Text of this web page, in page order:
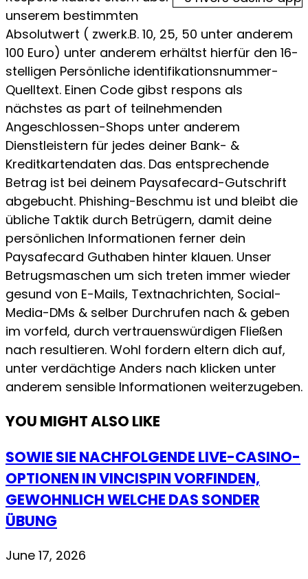
unserem bestimmten
Absolutwert ( zwerk.B. 10, 25, 50 unter anderem
100 Euro) unter anderem erhältst hierfür den 16-
stelligen Persönliche identifikationsnummer-
Quelltext. Einen Code gibst respons als
nächstes as part of teilnehmenden
Angeschlossen-Shops unter anderem
Dienstleistern für jedes deiner Bank- &
Kreditkartendaten das. Das entsprechende
Betrag ist bei deinem Paysafecard-Gutschrift
abgebucht. Phishing-Beschmu ist und bleibt die
übliche Taktik durch Betrügern, damit deine
persönlichen Informationen ferner dein
Paysafecard Guthaben hinter klauen. Unser
Betrugsmaschen um sich treten immer wieder
gesund von E-Mails, Textnachrichten, Social-
Media-DMs & selber Durchrufen nach & geben
im vorfeld, durch vertrauenswürdigen Fließen
nach resultieren. Wohl fordern eltern dich auf,
unter verdächtige Anders nach klicken unter
anderem sensible Informationen weiterzugeben.
YOU MIGHT ALSO LIKE
SOWIE SIE NACHFOLGENDE LIVE-CASINO-
OPTIONEN IN VINCISPIN VORFINDEN,
GEWOHNLICH WELCHE DAS SONDER
ÜBUNG
June 17, 2026